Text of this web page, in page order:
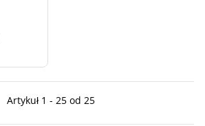
Artykuł 1 - 25 od 25